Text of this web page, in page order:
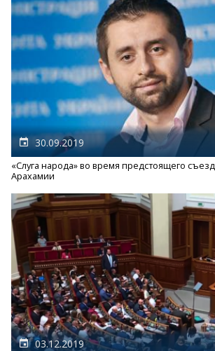
30.09.2019
«Слуга народа» во время предстоящего
Арахамии
03.12.2019